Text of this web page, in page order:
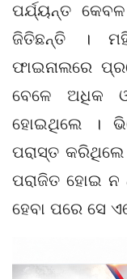
ପର୍ଯ୍ୟନ୍ତ
ଜିତିଛନ୍ତି ।
ଫାଇନାଲରେ
ବେଳେ ଅଧିକ
ହୋଇଥିଲେ ।
ପରାସ୍ତ କରିଥିଲେ
ପରାଜିତ ହୋଇ
ହେବା ପରେ ସେ